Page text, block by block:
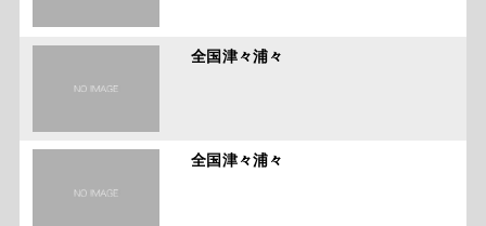
全国津々浦々
全国津々浦々